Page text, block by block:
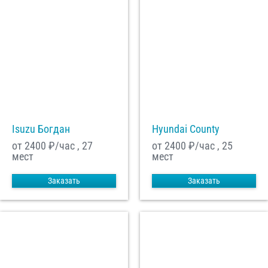
Isuzu Богдан
от 2400 ₽/час , 27
мест
Заказать
Hyundai County
от 2400 ₽/час , 25
мест
Заказать